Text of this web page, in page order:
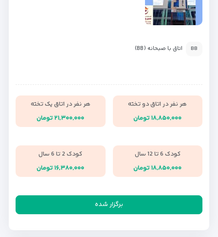
BB اتاق با صبحانه (BB)
هر نفر در اتاق دو تخته
۱۸,۸۵۰,۰۰۰ تومان
هر نفر در اتاق یک تخته
۲۱,۳۰۰,۰۰۰ تومان
کودک 6 تا 12 سال
۱۸,۸۵۰,۰۰۰ تومان
کودک 2 تا 6 سال
۱۶,۳۸۰,۰۰۰ تومان
برگزار شده